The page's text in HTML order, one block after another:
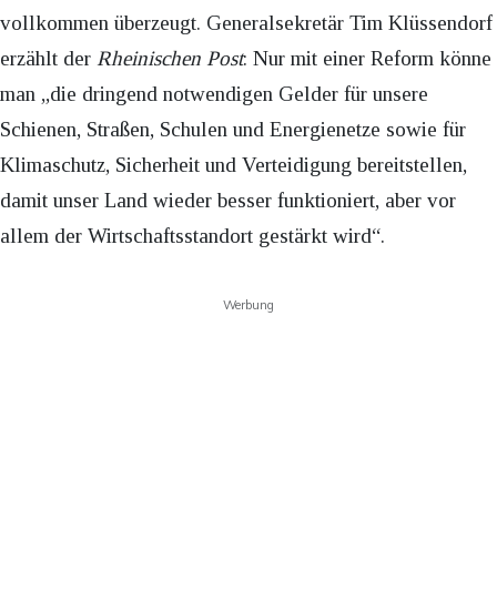
vollkommen überzeugt. Generalsekretär Tim Klüssendorf
erzählt der Rheinischen Post: Nur mit einer Reform könne
man „die dringend notwendigen Gelder für unsere
Schienen, Straßen, Schulen und Energienetze sowie für
Klimaschutz, Sicherheit und Verteidigung bereitstellen,
damit unser Land wieder besser funktioniert, aber vor
allem der Wirtschaftsstandort gestärkt wird“.
Werbung